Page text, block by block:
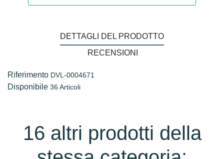
DETTAGLI DEL PRODOTTO
RECENSIONI
Riferimento DVL-0004671
Disponibile 36 Articoli
16 altri prodotti della